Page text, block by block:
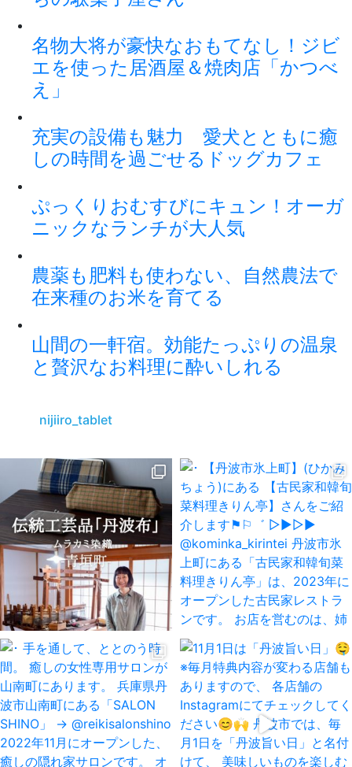
名物大将が豪快なおもてなし！ジビ
エを使った居酒屋＆焼肉店「かつべ
え」
充実の設備も魅力 愛犬とともに癒
しの時間を過ごせるドッグカフェ
ぷっくりおむすびにキュン！オーガ
ニックなランチが大人気
農薬も肥料も使わない、自然農法で
在来種のお米を育てる
山間の一軒宿。効能たっぷりの温泉
と贅沢なお料理に酔いしれる
nijiiro_tablet